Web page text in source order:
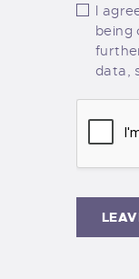
I
being
data,